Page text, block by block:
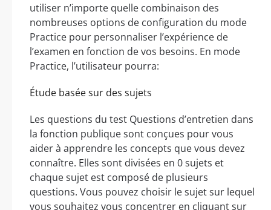
utiliser n’importe quelle combinaison des
nombreuses options de configuration du mode
Practice pour personnaliser l’expérience de
l’examen en fonction de vos besoins. En mode
Practice, l’utilisateur pourra:
Étude basée sur des sujets
Les questions du test Questions d’entretien dans
la fonction publique sont conçues pour vous
aider à apprendre les concepts que vous devez
connaître. Elles sont divisées en 0 sujets et
chaque sujet est composé de plusieurs
questions. Vous pouvez choisir le sujet sur lequel
vous souhaitez vous concentrer en cliquant sur